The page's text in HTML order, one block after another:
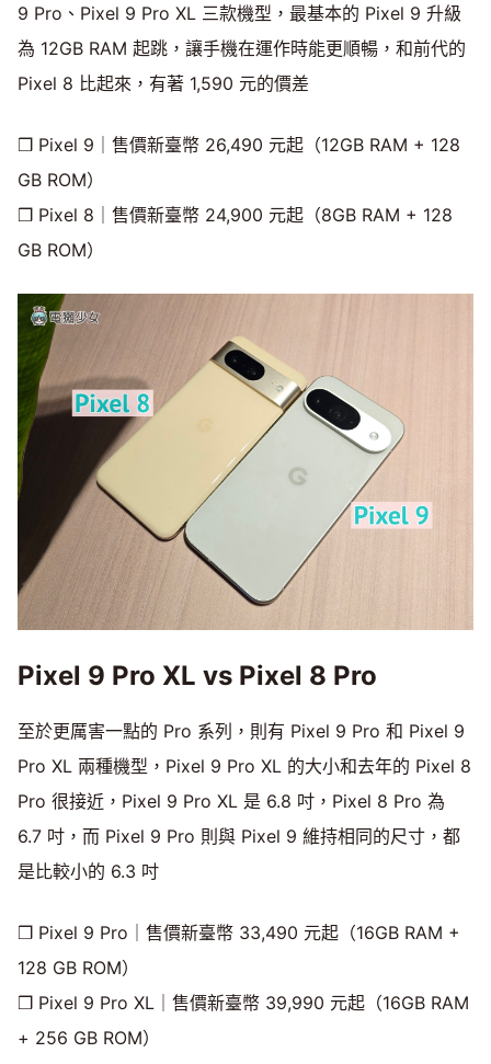
9 Pro、Pixel 9 Pro XL 三款機型，最基本的 Pixel 9 升級
為 12GB RAM 起跳，讓手機在運作時能更順暢，和前代的
Pixel 8 比起來，有著 1,590 元的價差
❒ Pixel 9｜售價新臺幣 26,490 元起（12GB RAM + 128
GB ROM）
❒ Pixel 8｜售價新臺幣 24,900 元起（8GB RAM + 128
GB ROM）
Pixel 9 Pro XL vs Pixel 8 Pro
至於更厲害一點的 Pro 系列，則有 Pixel 9 Pro 和 Pixel 9
Pro XL 兩種機型，Pixel 9 Pro XL 的大小和去年的 Pixel 8
Pro 很接近，Pixel 9 Pro XL 是 6.8 吋，Pixel 8 Pro 為
6.7 吋，而 Pixel 9 Pro 則與 Pixel 9 維持相同的尺寸，都
是比較小的 6.3 吋
❒ Pixel 9 Pro｜售價新臺幣 33,490 元起（16GB RAM +
128 GB ROM）
❒ Pixel 9 Pro XL｜售價新臺幣 39,990 元起（16GB RAM
+ 256 GB ROM）